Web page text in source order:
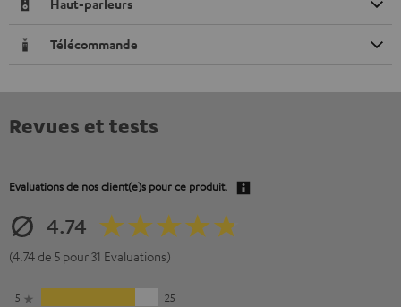
Haut-parleurs
Télécommande
Revues et tests
Evaluations de nos client(e)s pour ce produit.
4.74
(4.74 de 5 pour 31 Evaluations)
5
25